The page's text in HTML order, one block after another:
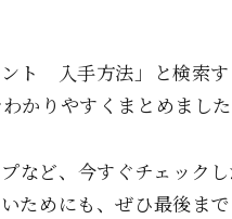
ト 入手方法」と検索す
かりやすくまとめました
ど、今すぐチェックし
ためにも、ぜひ最後まで